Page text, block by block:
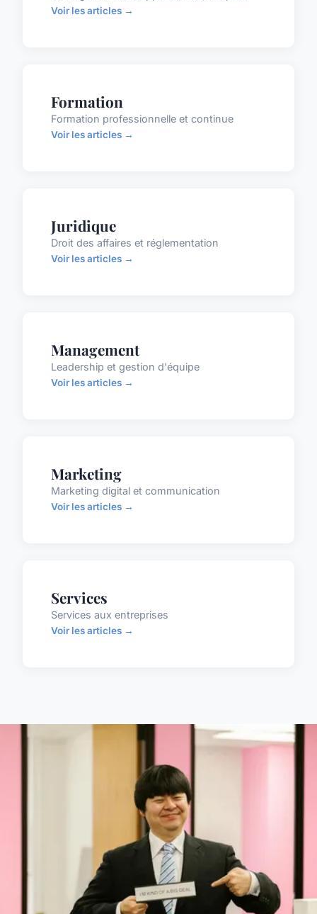
Voir les articles →
Formation
Formation professionnelle et continue
Voir les articles →
Juridique
Droit des affaires et réglementation
Voir les articles →
Management
Leadership et gestion d'équipe
Voir les articles →
Marketing
Marketing digital et communication
Voir les articles →
Services
Services aux entreprises
Voir les articles →